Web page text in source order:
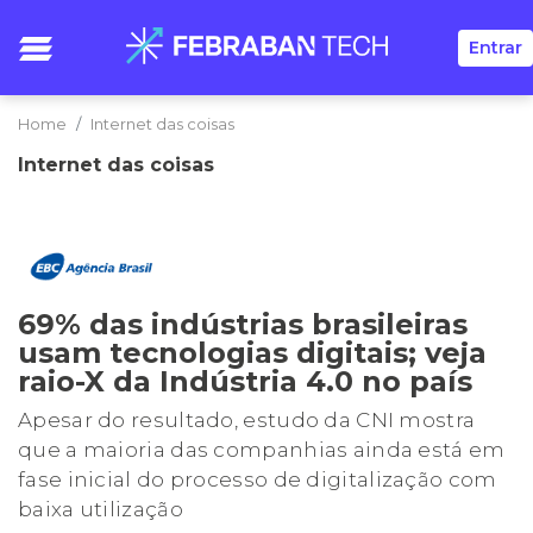
Entrar
Home Internet das coisas
Internet das coisas
69% das indústrias brasileiras
usam tecnologias digitais; veja
raio-X da Indústria 4.0 no país
Apesar do resultado, estudo da CNI mostra
que a maioria das companhias ainda está em
fase inicial do processo de digitalização com
baixa utilização